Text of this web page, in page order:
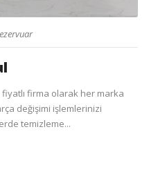
firma olarak her marka
değişimi işlemlerinizi
temizleme...